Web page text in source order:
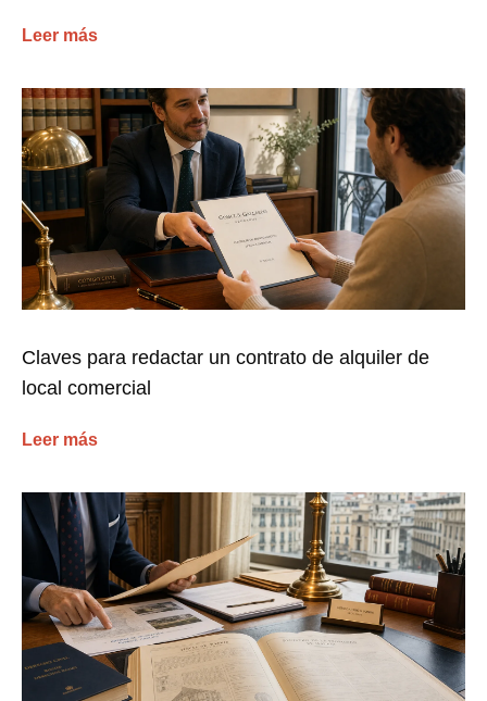
Leer más
Claves para redactar un contrato de alquiler de
local comercial
Leer más